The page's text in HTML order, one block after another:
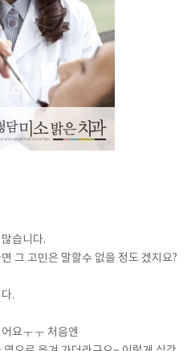
습니다.
그 고민은 말할수 없을 정도 겠지요?
.
요ㅜㅜ 처음엔